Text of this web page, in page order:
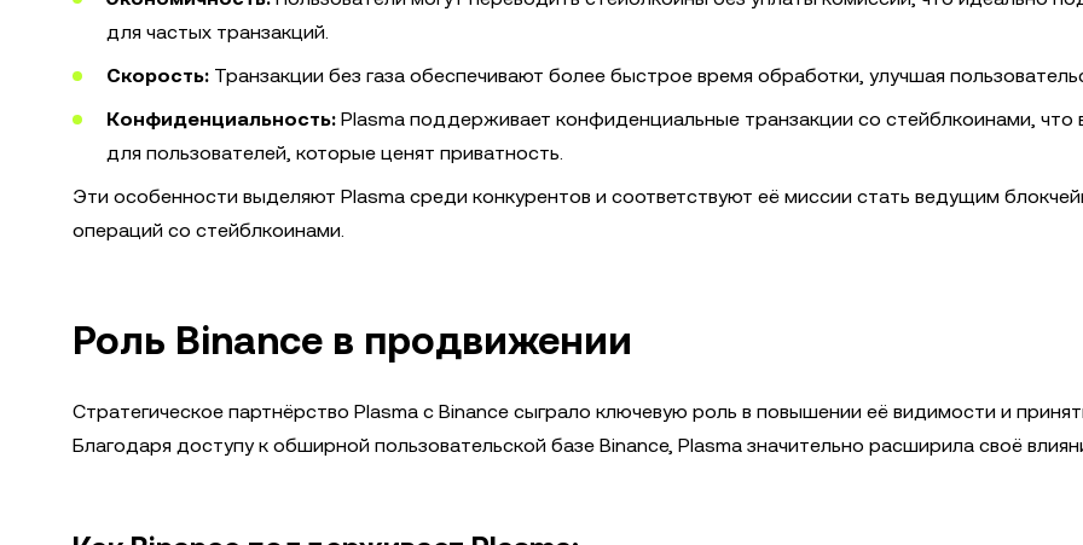
для частых транзакций.
Скорость: Транзакции без газа обеспечивают более быстрое время обработки, улучшая
Конфиденциальность: Plasma поддерживает конфиденциальные транзакции со стейблкоинами, что
для пользователей, которые ценят приватность.
Эти особенности выделяют Plasma среди конкурентов и соответствуют её миссии стать ведущим
операций со стейблкоинами.
Роль Binance в продвижении
Стратегическое партнёрство Plasma с Binance сыграло ключевую роль в повышении её видимости и
Благодаря доступу к обширной пользовательской базе Binance, Plasma значительно расширила своё